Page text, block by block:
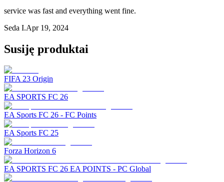
service was fast and everything went fine.
Seda I.Apr 19, 2024
Susiję produktai
FIFA 23 Origin
EA SPORTS FC 26
EA Sports FC 26 - FC Points
EA Sports FC 25
Forza Horizon 6
EA SPORTS FC 26 EA POINTS - PC Global